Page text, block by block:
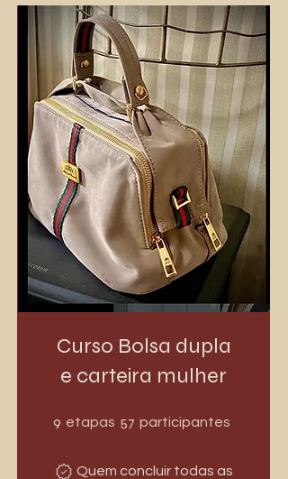
Curso Bolsa dupla
e carteira mulher
9 etapas 57 participantes
Quem concluir todas as